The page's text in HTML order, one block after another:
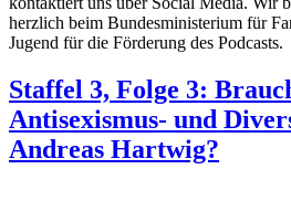
herzlich beim Bundesministerium für
Jugend für die Förderung des Podcasts.
Staffel 3, Folge 3:
Antisexismus- und
Andreas Hartwig?